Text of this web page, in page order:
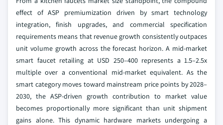
effect of ASP premiumization driven by smart technology
integration, finish upgrades, and commercial specification
requirements means that revenue growth consistently outpaces
unit volume growth across the forecast horizon. A mid-market
smart faucet retailing at USD 250–400 represents a 1.5–2.5x
multiple over a conventional mid-market equivalent. As the
smart category moves toward mainstream price points by 2028–
2030, the ASP-driven growth contribution to market value
becomes proportionally more significant than unit shipment
gains alone. This dynamic hardware markets undergoing a